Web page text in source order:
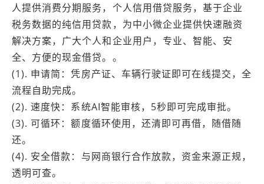
人提供消费分期服务，个人信用借贷服务，基于企业
税务数据的纯信用贷款，为中小微企业提供快速融资
解决方案，广大个人和企业用户，专业、智能、安
全、方便的现金借贷。。
(1). 申请简：凭房产证、车辆行驶证即可在线提交，全
流程自助完成。
(2). 速度快：系统AI智能审核，5秒即可完成审批。
(3). 可循环：额度循环使用，还清即可再借，随借随
还。
(4). 安全借款：与网商银行合作放款，资金来源正规，
透明可查。